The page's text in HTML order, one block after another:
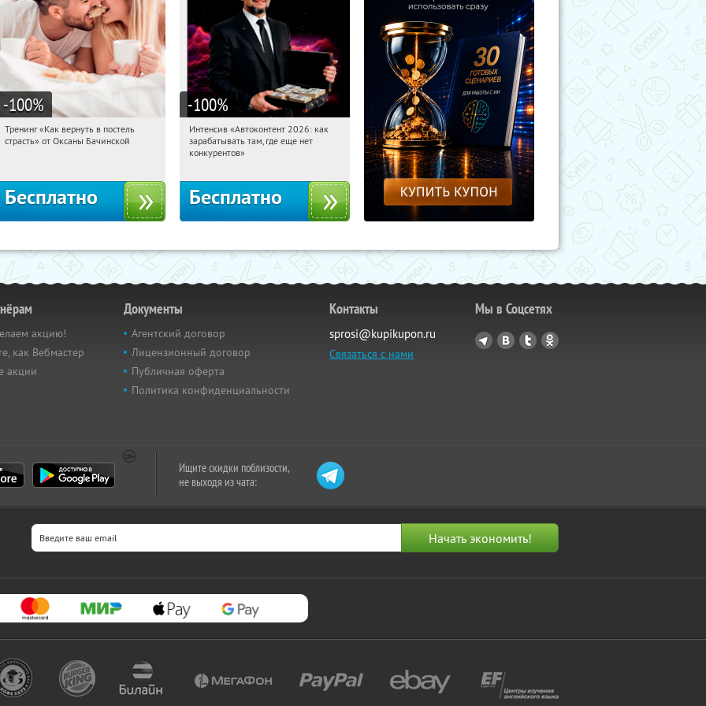
-100%
00:52:20 Получили:
Тренинг «Как вернуть в постель
страсть» от Оксаны Бачинской
Бесплатно
-100%
00:52:20 Получили:
Россия
Интенсив «Автоконтент 2026: как
зарабатывать там, где еще нет
конкурентов»
Бесплатно
акцию!
как Вебмастер
акции
Документы
Агентский договор
Лицензионный договор
Публичная оферта
Политика конфиденциальности
Контакты
sprosi@kupikupon.ru
Связаться с нами
Мы в Соцсетях
Ищите скидки поблизости,
не выходя из чата: